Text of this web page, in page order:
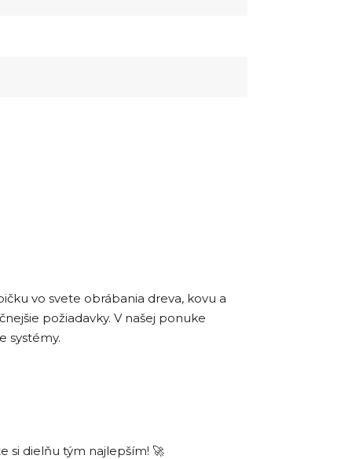
vo svete obrábania dreva, kovu a
požiadavky. V našej ponuke
systémy.
si dielňu tým najlepším! 🚀